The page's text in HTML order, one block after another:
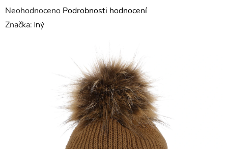
Průměrné hodnocení produktu je 0,0 z 5 hvězdiček.
Neohodnoceno Podrobnosti hodnocení
Značka: Iný